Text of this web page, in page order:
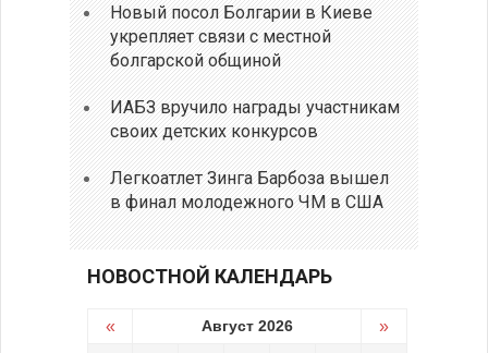
Новый посол Болгарии в Киеве
укрепляет связи с местной
болгарской общиной
ИАБЗ вручило награды участникам
своих детских конкурсов
Легкоатлет Зинга Барбоза вышел
в финал молодежного ЧМ в США
НОВОСТНОЙ КАЛЕНДАРЬ
« Август 2026 »